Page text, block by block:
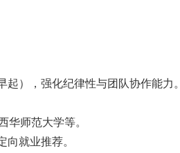
），强化纪律性与团队协作能力。
华师范大学等。
就业推荐。